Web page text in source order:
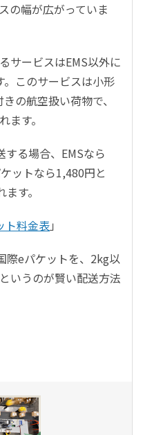
の幅が広がっていま
サービスはEMS以外に
。このサービスは小形
の航空扱い荷物で、
ます。
る場合、EMSなら
ットなら1,480円と
す。
ト料金表」
際eパケットを、2kg以
いうのが賢い配送方法